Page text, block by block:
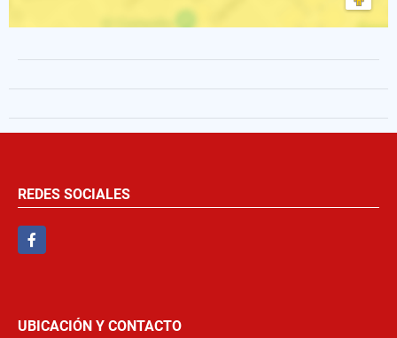
REDES SOCIALES
Facebook
UBICACIÓN Y CONTACTO